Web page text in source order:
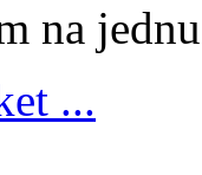
na
...